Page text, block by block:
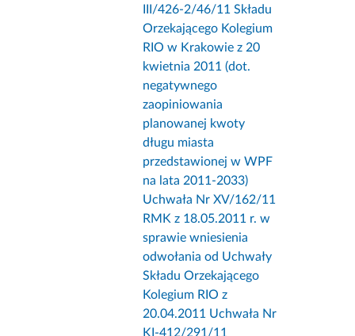
III/426-2/46/11 Składu
Orzekającego Kolegium
RIO w Krakowie z 20
kwietnia 2011 (dot.
negatywnego
zaopiniowania
planowanej kwoty
długu miasta
przedstawionej w WPF
na lata 2011-2033)
Uchwała Nr XV/162/11
RMK z 18.05.2011 r. w
sprawie wniesienia
odwołania od Uchwały
Składu Orzekającego
Kolegium RIO z
20.04.2011 Uchwała Nr
KI-412/291/11